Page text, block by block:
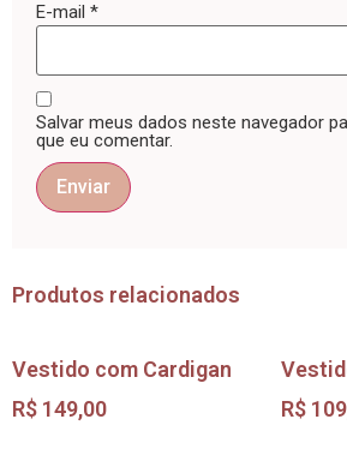
E-mail *
Salvar meus dados neste navegador
que eu comentar.
Produtos relacionados
Vestido com Cardigan
R$ 149,00
R$